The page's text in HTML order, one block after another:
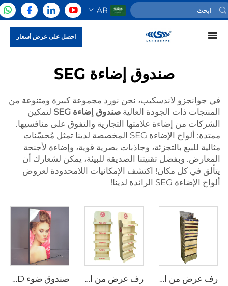
AR
احصل على عرض أسعار
صندوق إضاءة SEG
في جوانجزو لاندسكيب، نحن نورد مجموعة كبيرة ومتنوعة من
المنتجات ذات الجودة العاليةصندوق إضاءة SEG
لتمكين
الشركات من إضاءة علامتها التجارية والتفوق على منافسيها.
ممتدة: ألواح الإضاءة SEG المخصصة لدينا تمثل مُحسّنات
مثالية للبيع بالتجزئة، وجاذبات بصرية قوية، وإضاءة لأجنحة
المعارض. وبفضل تقنيتنا الصديقة للبيئة، يمكن لشعارك أن
يتألق في كل مكان! اكتشف الإمكانيات اللامحدودة لعروض
ألواح الإضاءة SEG الرائدة لدينا!
رف عرض من الخشب الرقائقي المخصص لمعدات الحيوانات الأليفة Ljmzj0001 رف عرض من الخشب الرقائقي المخصص لمعدات الحيوانات الأليفة Ljmzj0006 صندوق ضوء LED بدون إطار